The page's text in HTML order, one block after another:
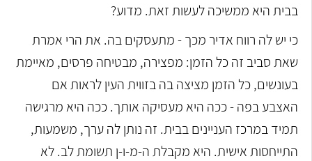
בבית היא ממשיכה לעשות זאת. מדוע?
כי יש לה רווח אדיר מכך - מתעסקים בה. את הרי אמרת
שאת סביב זה כל הזמן: מפצירה, מבטיחה פרסים, מאיימת
בעונשים, כל הזמן מציצה בה בזווית העין לראות אם
האצבע בפה - ככה היא מעסיקה אותך. ככה היא מרגישה
תמיד במרכז העניינים בבית. זה נותן לה ערך, משמעות,
התייחסות אישית. היא מקבלת ה-מ-ו-ן תשומת לב. לא